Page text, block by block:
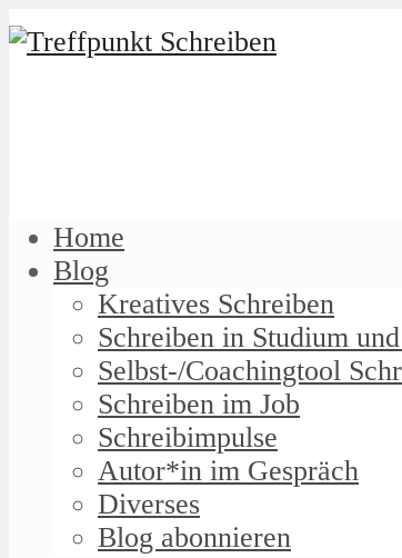
Home
Blog
Kreatives Schreiben
Schreiben in Studium
Selbst-/Coachingtool
Schreiben im Job
Schreibimpulse
Autor*in im Gespräch
Diverses
Blog abonnieren